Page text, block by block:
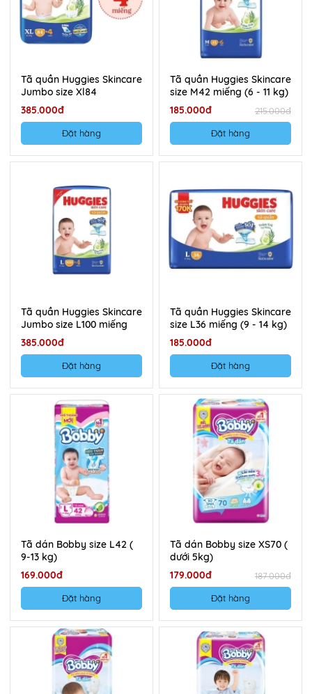
Tã quần Huggies Skincare
Jumbo size Xl84
385.000đ
Đặt hàng
Tã quần Huggies Skincare
size M42 miếng (6 - 11 kg)
185.000đ
215.000đ
Đặt hàng
Tã quần Huggies Skincare
Jumbo size L100 miếng
385.000đ
Đặt hàng
Tã quần Huggies Skincare
size L36 miếng (9 - 14 kg)
185.000đ
Đặt hàng
Tã dán Bobby size L42 (
9-13 kg)
169.000đ
Đặt hàng
Tã dán Bobby size XS70 (
dưới 5kg)
179.000đ
187.000đ
Đặt hàng